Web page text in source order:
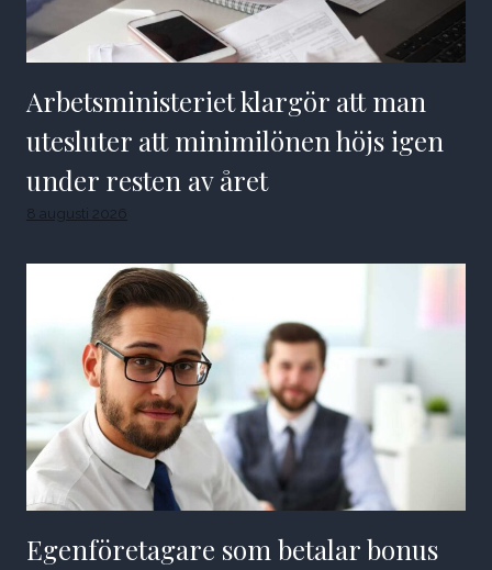
Arbetsministeriet klargör att man
utesluter att minimilönen höjs igen
under resten av året
8 augusti 2026
Egenföretagare som betalar bonus